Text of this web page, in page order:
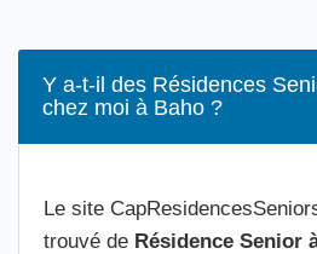
Y a-t-il des Résidences
chez moi à Baho ?
Le site
trouvé de Résidence Senior